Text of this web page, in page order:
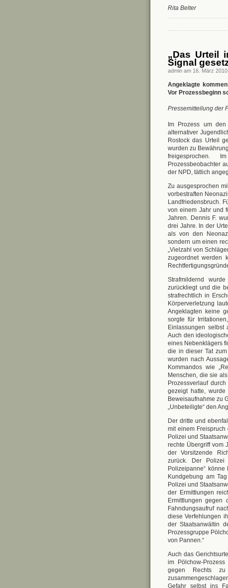
Rita Belter
„Das Urteil
Signal
admin am 16. März
Angeklagte
Vor Prozessbeginn
Pressemitteilung der
Im Prozess um
alternativer
Rostock das Urteil
wurden zu
freigesprochen.
Prozessbeobachter
der NPD, tätlich
Zu ausgesprochen
vorbestraften
Landfriedensbruch.
von einem Jahr und
Jahren. Dennis F.
drei Jahre. In der
als von den
sondern um einen
„Vielzahl von
zugeordnet werden
Strafmildernd
zurückliegt und die
strafrechtlich in
Körperverletzung
Angeklagten keine
sorgte für
Einlassungen selbst
Auch den
eines Nebenklägers
die in dieser Tat zum
wurden nach
Kommandos wie
Menschen, die sie
Prozessverlauf
gezeigt hatte, wurde
Beweisaufnahme zu
„Unbeteiligte“ den
Der dritte und
mit einem
Polizei und
rechte Übergriff vom
der Vorsitzende
zurück. Der Polizei
Polizeipanne“
Kundgebung am
Polizei und
der Ermittlungen
Ermittlungen
Fahndungsaufruf
diese Verfehlungen
der Staatsanwältin
Prozessgruppe
von Pannen.“
Auch das
im Pölchow-
gegen Rechts
Gefahr selbst ins